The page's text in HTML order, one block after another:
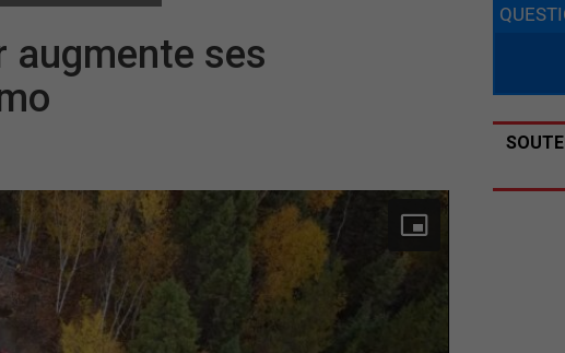
augmente ses